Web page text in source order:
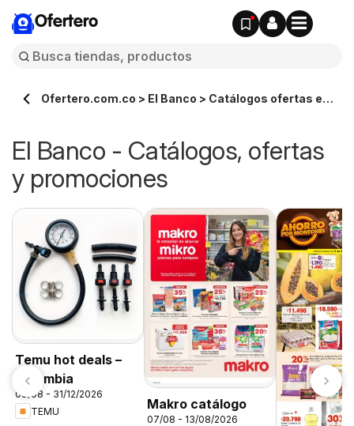
Ofertero
Ofertero.com.co > El Banco > Catálogos ofertas en
El Banco - Catálogos, ofertas
y promociones
Temu hot deals –
Colombia
09/08 - 31/12/2026
TEMU
Makro catálogo
07/08 - 13/08/2026